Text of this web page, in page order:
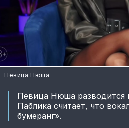
Певица Нюша
Певица Нюша разводится
Паблика считает, что
бумеранг».